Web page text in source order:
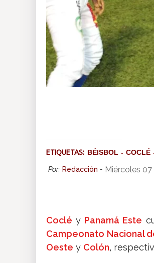
ETIQUETAS: BÉISBOL COCLÉ
Por: Redacción - Miércoles
Coclé y Panamá Este
Campeonato Nacional
Oeste y Colón,